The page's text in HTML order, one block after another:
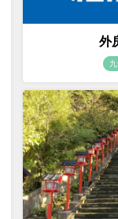
外